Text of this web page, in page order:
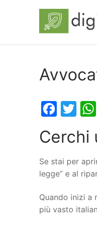
Cerchi
Se stai per
legge” e al
Quando inizi a
più vasto